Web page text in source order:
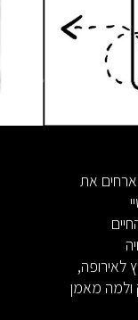
מארחים את
לאירופה,
ולמה מאמן